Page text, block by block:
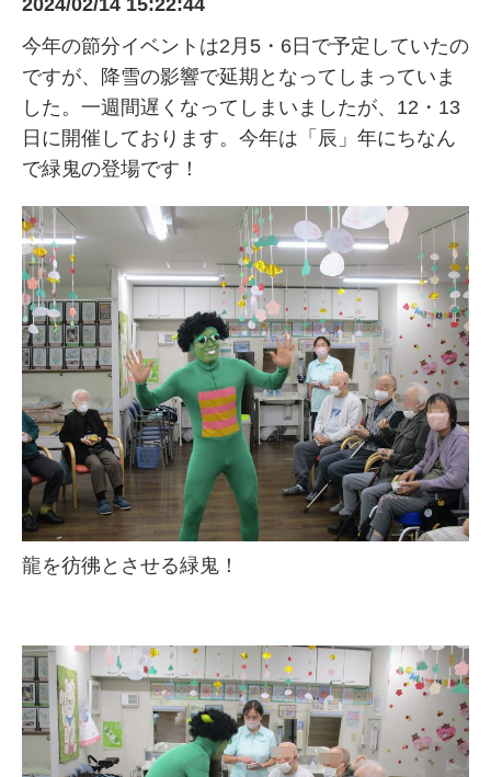
2024/02/14 15:22:44
今年の節分イベントは2月5・6日で予定していたの
ですが、降雪の影響で延期となってしまっていま
した。一週間遅くなってしまいましたが、12・13
日に開催しております。今年は「辰」年にちなん
で緑鬼の登場です！
龍を彷彿とさせる緑鬼！